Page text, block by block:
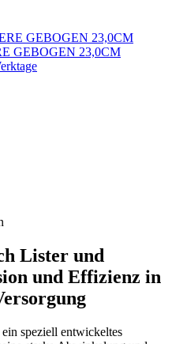
GEBOGEN 23,0CM
Lister und
und Effizienz in
ein speziell entwickeltes